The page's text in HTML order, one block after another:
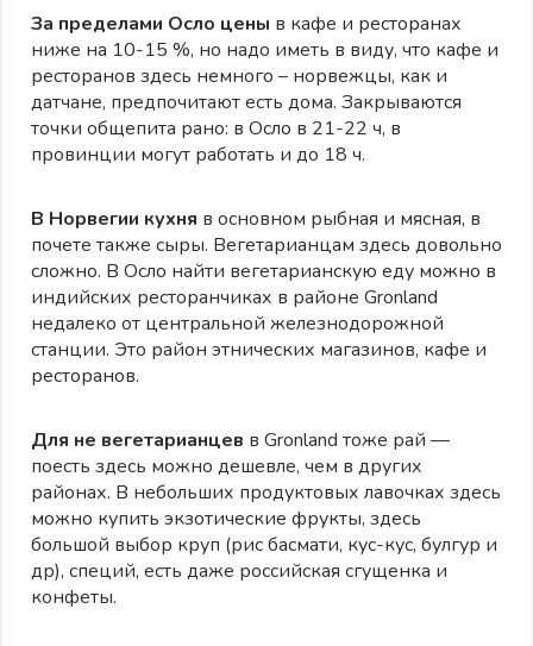
За пределами Осло цены в кафе и ресторанах
ниже на 10-15 %, но надо иметь в виду, что кафе и
ресторанов здесь немного – норвежцы, как и
датчане, предпочитают есть дома. Закрываются
точки общепита рано: в Осло в 21-22 ч, в
провинции могут работать и до 18 ч.
В Норвегии кухня в основном рыбная и мясная, в
почете также сыры. Вегетарианцам здесь довольно
сложно. В Осло найти вегетарианскую еду можно в
индийских ресторанчиках в районе Gronland
недалеко от центральной железнодорожной
станции. Это район этнических магазинов, кафе и
ресторанов.
Для не вегетарианцев в Gronland тоже рай —
поесть здесь можно дешевле, чем в других
районах. В небольших продуктовых лавочках здесь
можно купить экзотические фрукты, здесь
большой выбор круп (рис басмати, кус-кус, булгур и
др), специй, есть даже российская сгущенка и
конфеты.